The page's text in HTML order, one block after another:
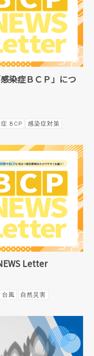
染症ＢＣＰ」につ
BCP 感染症対策
Letter
台風 自然災害